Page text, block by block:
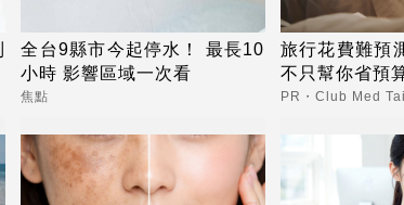
全台9縣市今起停水！ 最長10
小時 影響區域一次看
焦點
旅行花費難預
不只幫你省預
PR・Club Med